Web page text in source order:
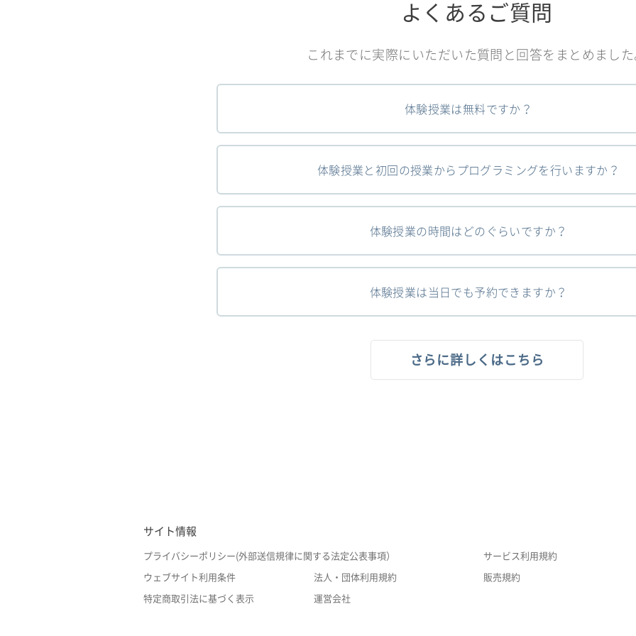
よくあるご質問
これまでに実際にいただいた質問と回答をまとめまし
体験授業は無料ですか？
体験授業と初回の授業からプログラミングを行いますか？
体験授業の時間はどのぐらいですか？
体験授業は当日でも予約できますか？
さらに詳しくはこちら
サイト情報
プライバシーポリシー(外部送信規律に関する法定公表事項） サービス利用規約
ウェブサイト利用条件 法人・団体利用規約 販売規約
特定商取引法に基づく表示 運営会社